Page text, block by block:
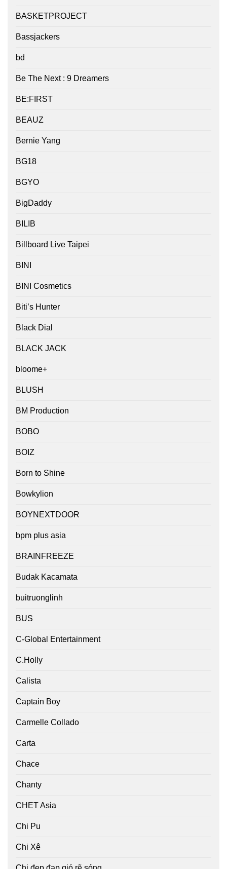
BASKETPROJECT
Bassjackers
bd
Be The Next : 9 Dreamers
BE:FIRST
BEAUZ
Bernie Yang
BG18
BGYO
BigDaddy
BILIB
Billboard Live Taipei
BINI
BINI Cosmetics
Biti’s Hunter
Black Dial
BLACK JACK
bloome+
BLUSH
BM Production
BOBO
BOIZ
Born to Shine
Bowkylion
BOYNEXTDOOR
bpm plus asia
BRAINFREEZE
Budak Kacamata
buitruonglinh
BUS
C-Global Entertainment
C.Holly
Calista
Captain Boy
Carmelle Collado
Carta
Chace
Chanty
CHET Asia
Chi Pu
Chi Xê